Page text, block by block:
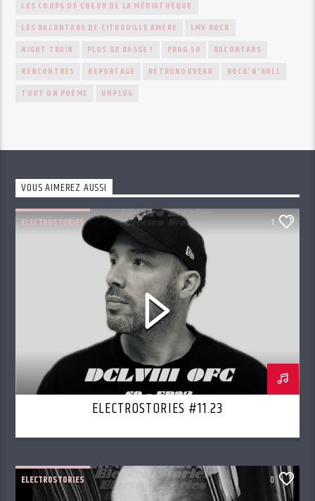
LES COUPS DE COEUR DE LA MÉDIATHÈQUE
LES RACONTARS DE CITROUILLE AMÈRE
LMV ROCK
NIGHT TRAIN
PLUS DE BASSE ! PROG 50
RACONTARS
RENCONTRES
REPORTAGE RETRONOUVEAU
ROCK'N'ROLL
TOUT UN POÈME
UNPLUG
VOUS AIMEREZ AUSSI
ELECTROSTORIES 1
ELECTROSTORIES #11.23
ELECTROSTORIES 0